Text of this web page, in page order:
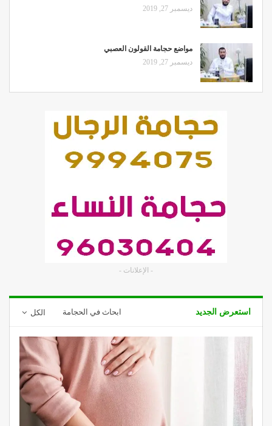
ديسمبر 27, 2019
مواضع حجامة القولون العصبي
ديسمبر 27, 2019
- الإعلانات -
الكل استعرض الجديد ابحاث في الحجامة